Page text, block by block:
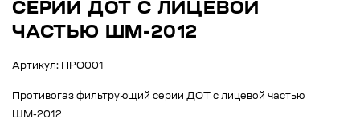
СЕРИИ ДОТ С ЛИЦЕВОЙ
ЧАСТЬЮ ШМ-2012
Артикул: ПРО001
Противогаз фильтрующий серии ДОТ с лицевой частью
ШМ-2012